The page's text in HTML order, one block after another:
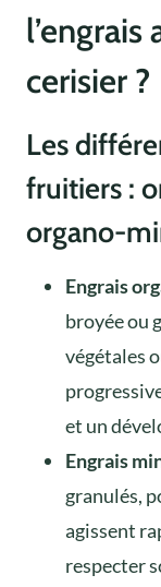
cerisier ?
Les
fruitiers :
organo-
Engrais
broyée ou
végétales
et un
Engrais
granulés,
agissent
respecter